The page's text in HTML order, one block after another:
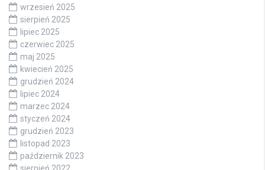
wrzesień 2025
sierpień 2025
lipiec 2025
czerwiec 2025
maj 2025
kwiecień 2025
grudzień 2024
lipiec 2024
marzec 2024
styczeń 2024
grudzień 2023
listopad 2023
październik 2023